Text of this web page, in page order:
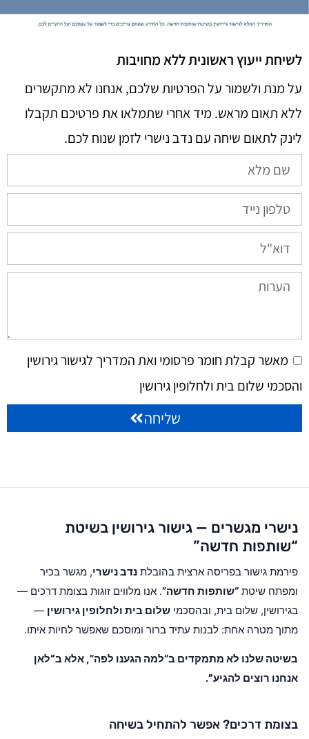
לשיחת ייעוץ ראשונית ללא מחויבות
על מנת ולשמור על הפרטיות שלכם, אנחנו לא מתקשרים
ללא תאום מראש. מיד אחרי שתמלאו את פרטיכם תקבלו
לינק לתאום שיחה עם נדב נישרי לזמן שנוח לכם.​
מאשר קבלת חומר פרסומי ואת המדריך לגישור גירושין
והסכמי שלום בית ולחלופין גירושין
שליחה
נישרי מגשרים — גישור גירושין בשיטת
“שותפות חדשה”
פירמת גישור בפריסה ארצית בהובלת נדב נישרי, מגשר בכיר
ומפתח שיטת “שותפות חדשה”. אנו מלווים זוגות בצומת דרכים —
בגירושין, שלום בית, ובהסכמי שלום בית ולחלופין גירושין —
מתוך מטרה אחת: לבנות עתיד ברור ומוסכם שאפשר לחיות איתו.
בשיטה שלנו לא מתמקדים ב“למה הגענו לפה”, אלא ב“לאן
אנחנו רוצים להגיע”.
בצומת דרכים? אפשר להתחיל בשיחה